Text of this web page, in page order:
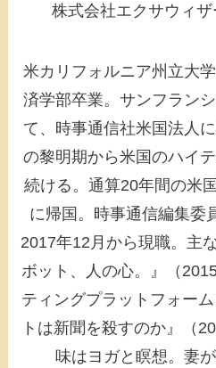
株式会社エクサウィ
米カリフォルニア州立大
済学部卒業。サンフラン
て、時事通信社米国法人
の黎明期から米国のハイ
続ける。通算20年間の米
に帰国。時事通信編集委
2017年12月から現職。主
ボット、人の心。』（
ティングプラットフォー
トは新聞を殺すのか』（
味はヨガと瞑想。妻